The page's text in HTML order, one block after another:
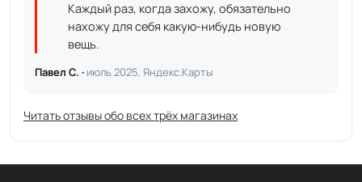
Каждый раз, когда захожу, обязательно
нахожу для себя какую-нибудь новую
вещь.
Павел С. · июль 2025, Яндекс.Карты
Читать отзывы обо всех трёх магазинах